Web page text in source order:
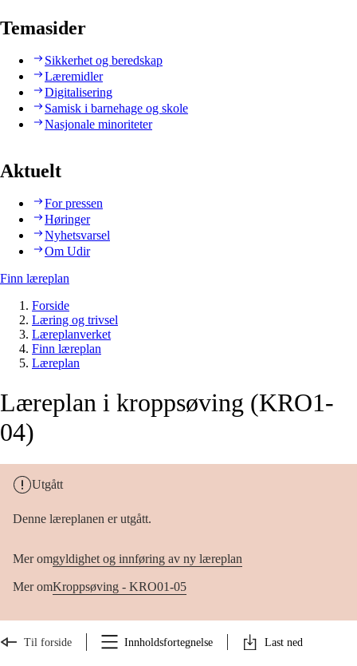
Temasider
Sikkerhet og beredskap
Læremidler
Digitalisering
Samisk i barnehage og skole
Nasjonale minoriteter
Aktuelt
For pressen
Høringer
Nyhetsvarsel
Om Udir
Finn læreplan
Forside
Læring og trivsel
Læreplanverket
Finn læreplan
Læreplan
Læreplan i kroppsøving (KRO1-
04)
Utgått
Denne læreplanen er utgått.
Mer omgyldighet og innføring av ny læreplan
Mer omKroppsøving - KRO01-05
Til forside Innholdsfortegnelse Last ned